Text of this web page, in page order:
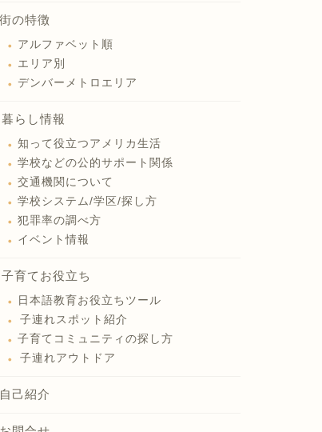
街の特徴
アルファベット順
エリア別
デンバーメトロエリア
暮らし情報
知って役立つアメリカ生活
学校などの公的サポート関係
交通機関について
学校システム/学区/探し方
犯罪率の調べ方
イベント情報
子育てお役立ち
日本語教育お役立ちツール
子連れスポット紹介
子育てコミュニティの探し方
子連れアウトドア
自己紹介